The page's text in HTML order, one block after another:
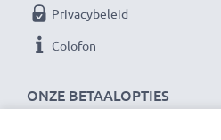
ONZE BETAALOPTIES
Privacybeleid
Colofon